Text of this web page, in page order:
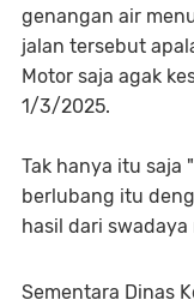
genangan air
jalan tersebut
Motor saja agak
1/3/2025.
Tak hanya itu saja
berlubang itu
hasil dari
Sementara Dinas